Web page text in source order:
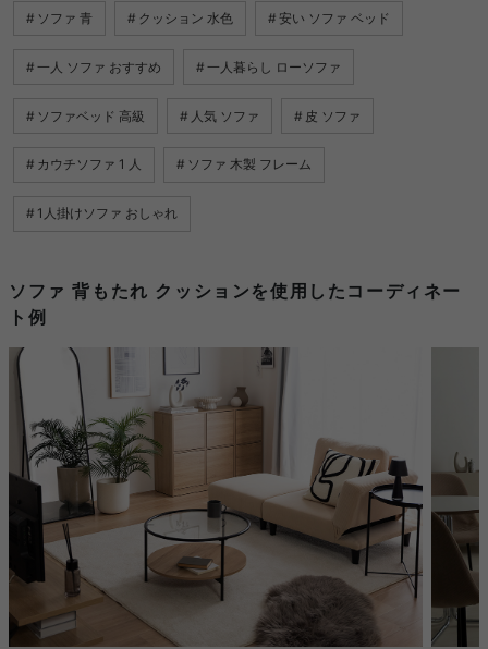
ソファ 青 クッション 水色 安い ソファ ベッド
一人 ソファ おすすめ 一人暮らし ローソファ
ソファベッド 高級 人気 ソファ 皮 ソファ
カウチソファ 1 人 ソファ 木製 フレーム
1人掛けソファ おしゃれ
ソファ 背もたれ クッションを使用したコーディネー
ト例